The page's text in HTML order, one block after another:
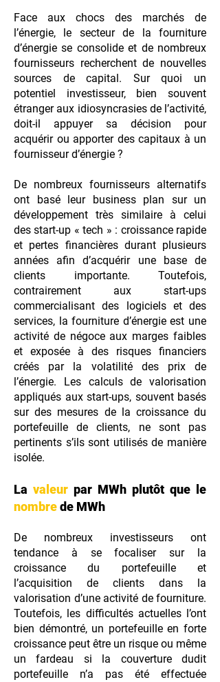
Face aux chocs des marchés de
l’énergie, le secteur de la fourniture
d’énergie se consolide et de nombreux
fournisseurs recherchent de nouvelles
sources de capital. Sur quoi un
potentiel investisseur, bien souvent
étranger aux idiosyncrasies de l’activité,
doit-il appuyer sa décision pour
acquérir ou apporter des capitaux à un
fournisseur d’énergie ?
De nombreux fournisseurs alternatifs
ont basé leur business plan sur un
développement très similaire à celui
des start-up « tech » : croissance rapide
et pertes financières durant plusieurs
années afin d’acquérir une base de
clients importante. Toutefois,
contrairement aux start-ups
commercialisant des logiciels et des
services, la fourniture d’énergie est une
activité de négoce aux marges faibles
et exposée à des risques financiers
créés par la volatilité des prix de
l’énergie. Les calculs de valorisation
appliqués aux start-ups, souvent basés
sur des mesures de la croissance du
portefeuille de clients, ne sont pas
pertinents s’ils sont utilisés de manière
isolée.
La valeur par MWh plutôt que le
nombrede MWh
De nombreux investisseurs ont
tendance à se focaliser sur la
croissance du portefeuille et
l’acquisition de clients dans la
valorisation d’une activité de fourniture.
Toutefois, les difficultés actuelles l’ont
bien démontré, un portefeuille en forte
croissance peut être un risque ou même
un fardeau si la couverture dudit
portefeuille n’a pas été effectuée